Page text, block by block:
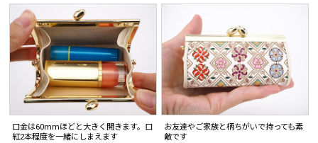
口金は60mmほどと大きく開きます。口
紅2本程度を一緒にしまえます
お友達やご家族と柄ちがいで持っても素
敵です